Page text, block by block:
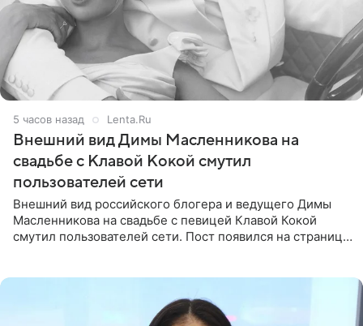
5 часов назад Lenta.Ru
Внешний вид Димы Масленникова на
свадьбе с Клавой Кокой смутил
пользователей сети
Внешний вид российского блогера и ведущего Димы
Масленникова на свадьбе с певицей Клавой Кокой
смутил пользователей сети. Пост появился на странице